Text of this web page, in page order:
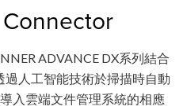
ADVANCE DX系列結合
過人工智能技術於掃描時自動
入雲端文件管理系統的相應